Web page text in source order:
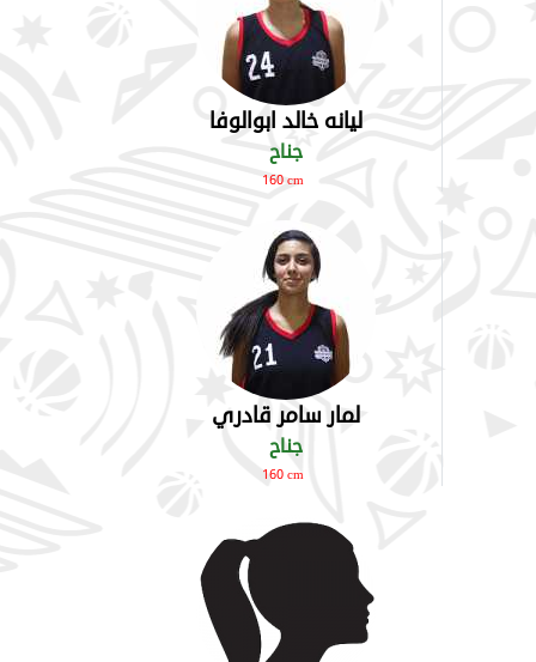
ليانه خالد ابوالوفا
جناح
160 cm
لمار سامر قادري
جناح
160 cm